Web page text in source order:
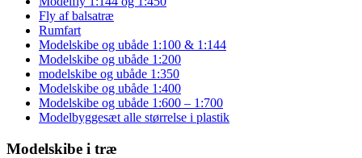
Fly af balsatræ
Rumfart
Modelskibe og ubåde 1:100 & 1:144
Modelskibe og ubåde 1:200
modelskibe og ubåde 1:350
Modelskibe og ubåde 1:400
Modelskibe og ubåde 1:600 – 1:700
Modelbyggesæt alle størrelse i plastik
Modelskibe i træ